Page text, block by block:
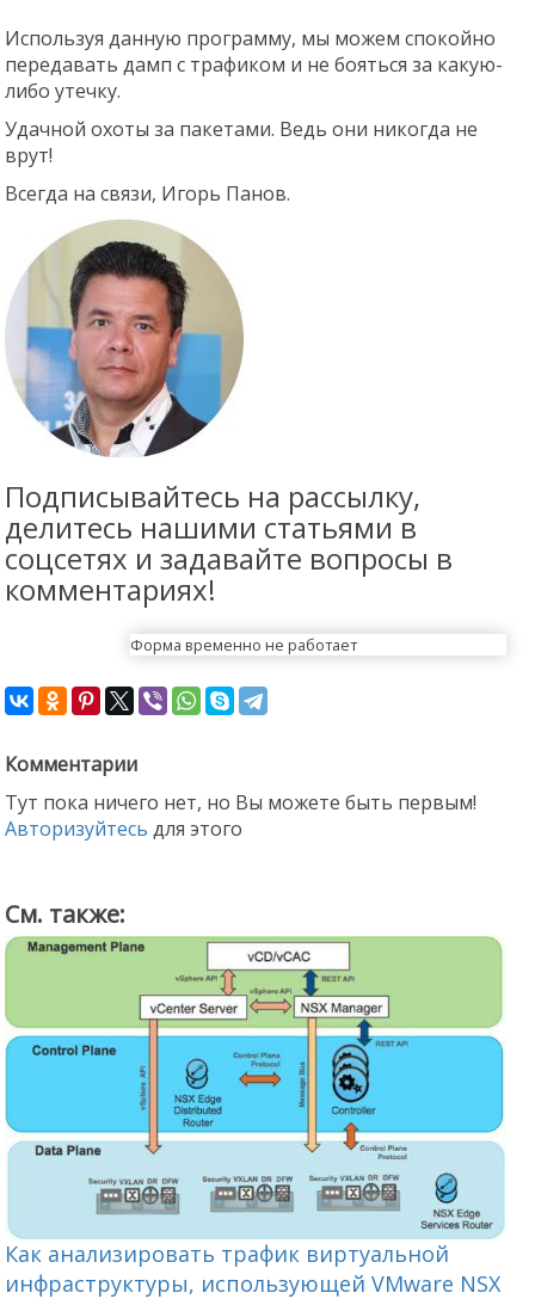
Используя данную программу, мы можем спокойно
передавать дамп с трафиком и не бояться за какую-
либо утечку.
Удачной охоты за пакетами. Ведь они никогда не
врут!
Всегда на связи, Игорь Панов.
Подписывайтесь на рассылку,
делитесь нашими статьями в
соцсетях и задавайте вопросы в
комментариях!
Форма временно не работает
Комментарии
Тут пока ничего нет, но Вы можете быть первым!
Авторизуйтесь для этого
См. также:
Как анализировать трафик виртуальной
инфраструктуры, использующей VMware NSX